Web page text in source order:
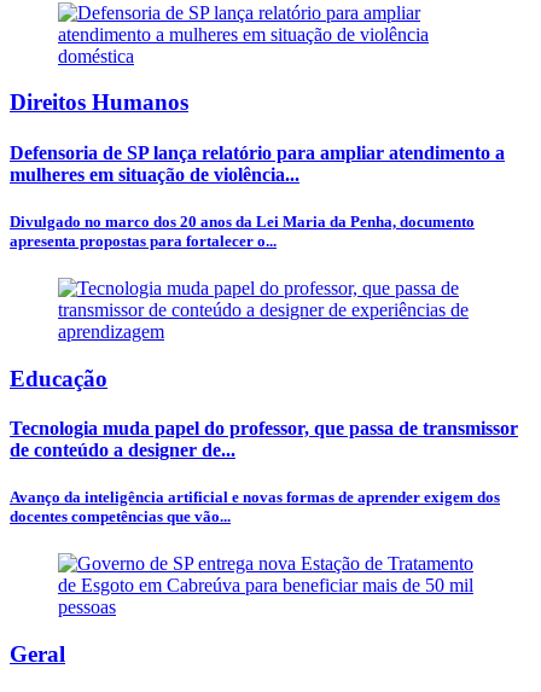
Direitos Humanos
Defensoria de SP lança relatório para ampliar atendimento a
mulheres em situação de violência...
Divulgado no marco dos 20 anos da Lei Maria da Penha, documento
apresenta propostas para fortalecer o...
Educação
Tecnologia muda papel do professor, que passa de transmissor
de conteúdo a designer de...
Avanço da inteligência artificial e novas formas de aprender exigem dos
docentes competências que vão...
Geral